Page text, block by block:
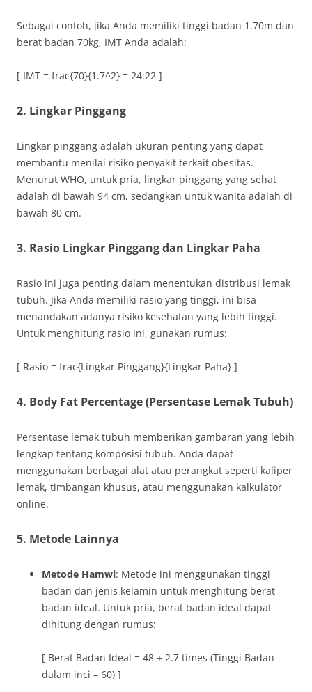
Sebagai contoh, jika Anda memiliki tinggi badan 1.70m dan
berat badan 70kg, IMT Anda adalah:
[ IMT = frac{70}{1.7^2} = 24.22 ]
2. Lingkar Pinggang
Lingkar pinggang adalah ukuran penting yang dapat
membantu menilai risiko penyakit terkait obesitas.
Menurut WHO, untuk pria, lingkar pinggang yang sehat
adalah di bawah 94 cm, sedangkan untuk wanita adalah di
bawah 80 cm.
3. Rasio Lingkar Pinggang dan Lingkar Paha
Rasio ini juga penting dalam menentukan distribusi lemak
tubuh. Jika Anda memiliki rasio yang tinggi, ini bisa
menandakan adanya risiko kesehatan yang lebih tinggi.
Untuk menghitung rasio ini, gunakan rumus:
[ Rasio = frac{Lingkar Pinggang}{Lingkar Paha} ]
4. Body Fat Percentage (Persentase Lemak Tubuh)
Persentase lemak tubuh memberikan gambaran yang lebih
lengkap tentang komposisi tubuh. Anda dapat
menggunakan berbagai alat atau perangkat seperti kaliper
lemak, timbangan khusus, atau menggunakan kalkulator
online.
5. Metode Lainnya
Metode Hamwi: Metode ini menggunakan tinggi
badan dan jenis kelamin untuk menghitung berat
badan ideal. Untuk pria, berat badan ideal dapat
dihitung dengan rumus:
[ Berat Badan Ideal = 48 + 2.7 times (Tinggi Badan
dalam inci – 60) ]